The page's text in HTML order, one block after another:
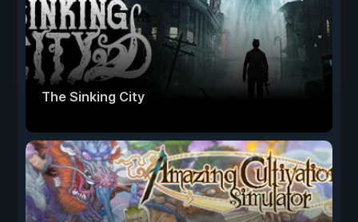
The Sinking City